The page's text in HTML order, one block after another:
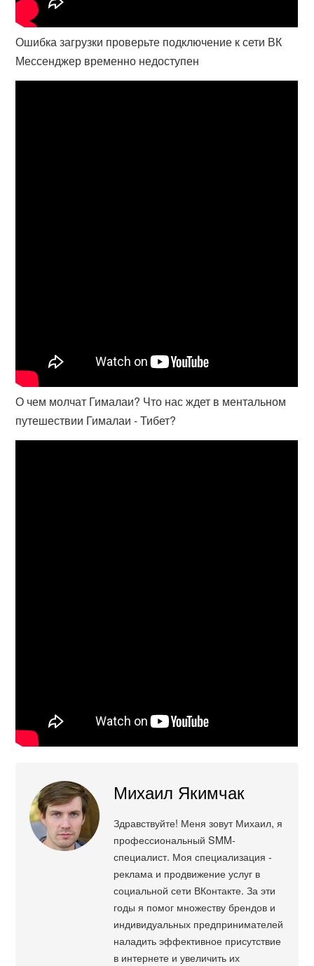
Ошибка загрузки проверьте подключение к сети ВК
Мессенджер временно недоступен
О чем молчат Гималаи? Что нас ждет в ментальном
путешествии Гималаи - Тибет?
Михаил Якимчак
Здравствуйте! Меня зовут Михаил, я
профессиональный SMM-
специалист. Моя специализация -
реклама и продвижение услуг в
социальной сети ВКонтакте. За эти
годы я помог множеству брендов и
индивидуальных предпринимателей
наладить эффективное присутствие
в интернете и увеличить их